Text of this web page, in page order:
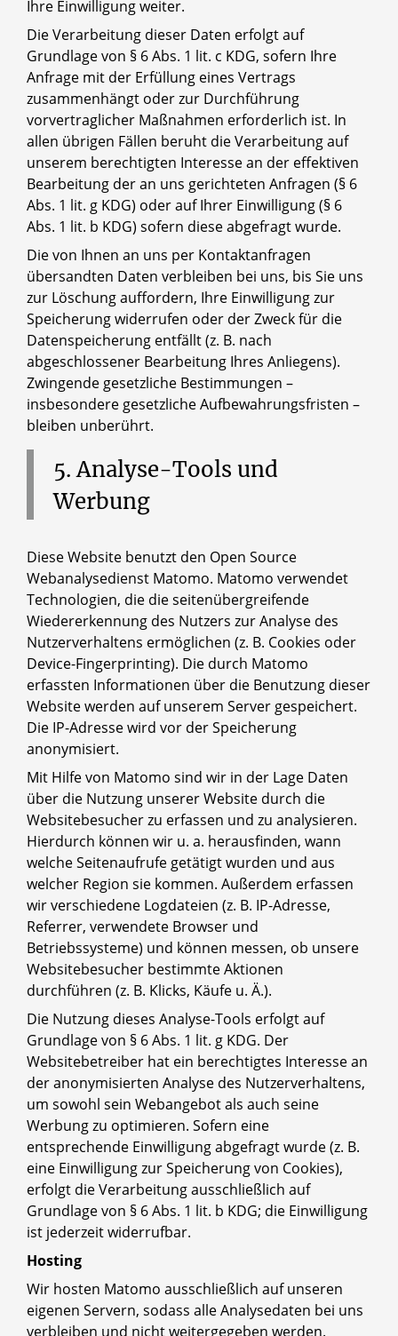
Ihre Einwilligung weiter.
Die Verarbeitung dieser Daten erfolgt auf
Grundlage von § 6 Abs. 1 lit. c KDG, sofern Ihre
Anfrage mit der Erfüllung eines Vertrags
zusammenhängt oder zur Durchführung
vorvertraglicher Maßnahmen erforderlich ist. In
allen übrigen Fällen beruht die Verarbeitung auf
unserem berechtigten Interesse an der effektiven
Bearbeitung der an uns gerichteten Anfragen (§ 6
Abs. 1 lit. g KDG) oder auf Ihrer Einwilligung (§ 6
Abs. 1 lit. b KDG) sofern diese abgefragt wurde.
Die von Ihnen an uns per Kontaktanfragen
übersandten Daten verbleiben bei uns, bis Sie uns
zur Löschung auffordern, Ihre Einwilligung zur
Speicherung widerrufen oder der Zweck für die
Datenspeicherung entfällt (z. B. nach
abgeschlossener Bearbeitung Ihres Anliegens).
Zwingende gesetzliche Bestimmungen –
insbesondere gesetzliche Aufbewahrungsfristen –
bleiben unberührt.
5. Analyse-Tools und
Werbung
Diese Website benutzt den Open Source
Webanalysedienst Matomo. Matomo verwendet
Technologien, die die seitenübergreifende
Wiedererkennung des Nutzers zur Analyse des
Nutzerverhaltens ermöglichen (z. B. Cookies oder
Device-Fingerprinting). Die durch Matomo
erfassten Informationen über die Benutzung dieser
Website werden auf unserem Server gespeichert.
Die IP-Adresse wird vor der Speicherung
anonymisiert.
Mit Hilfe von Matomo sind wir in der Lage Daten
über die Nutzung unserer Website durch die
Websitebesucher zu erfassen und zu analysieren.
Hierdurch können wir u. a. herausfinden, wann
welche Seitenaufrufe getätigt wurden und aus
welcher Region sie kommen. Außerdem erfassen
wir verschiedene Logdateien (z. B. IP-Adresse,
Referrer, verwendete Browser und
Betriebssysteme) und können messen, ob unsere
Websitebesucher bestimmte Aktionen
durchführen (z. B. Klicks, Käufe u. Ä.).
Die Nutzung dieses Analyse-Tools erfolgt auf
Grundlage von § 6 Abs. 1 lit. g KDG. Der
Websitebetreiber hat ein berechtigtes Interesse an
der anonymisierten Analyse des Nutzerverhaltens,
um sowohl sein Webangebot als auch seine
Werbung zu optimieren. Sofern eine
entsprechende Einwilligung abgefragt wurde (z. B.
eine Einwilligung zur Speicherung von Cookies),
erfolgt die Verarbeitung ausschließlich auf
Grundlage von § 6 Abs. 1 lit. b KDG; die Einwilligung
ist jederzeit widerrufbar.
Hosting
Wir hosten Matomo ausschließlich auf unseren
eigenen Servern, sodass alle Analysedaten bei uns
verbleiben und nicht weitergegeben werden.